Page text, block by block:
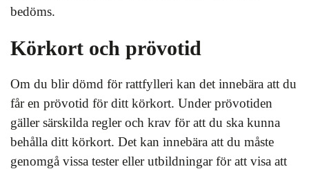
bedöms.
Körkort och prövotid
Om du blir dömd för rattfylleri kan det innebära att du
får en prövotid för ditt körkort. Under prövotiden
gäller särskilda regler och krav för att du ska kunna
behålla ditt körkort. Det kan innebära att du måste
genomgå vissa tester eller utbildningar för att visa att